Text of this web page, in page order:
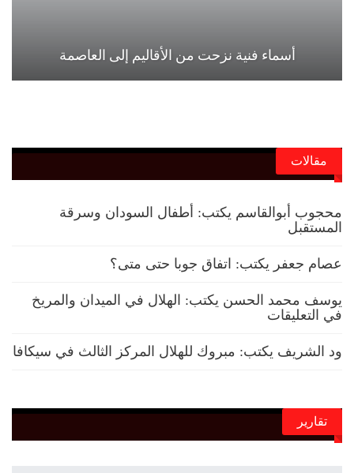
أسماء فنية نزحت من الأقاليم إلى العاصمة
مقالات
محجوب أبوالقاسم يكتب: أطفال السودان وسرقة
المستقبل
عصام جعفر يكتب: اتفاق جوبا حتى متى؟
يوسف محمد الحسن يكتب: الهلال في الميدان والمريخ
في التعليقات
ود الشريف يكتب: مبروك للهلال المركز الثالث في سيكافا
تقارير